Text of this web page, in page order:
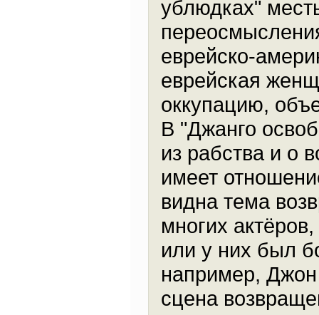
ублюдках"
еврейско-
еврейская
оккупацию,
В "Джанго
из рабства и о
имеет
видна тема
многих
или у них был
например,
сцена